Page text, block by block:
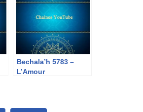
Bechala’h 5783 –
L’Amour